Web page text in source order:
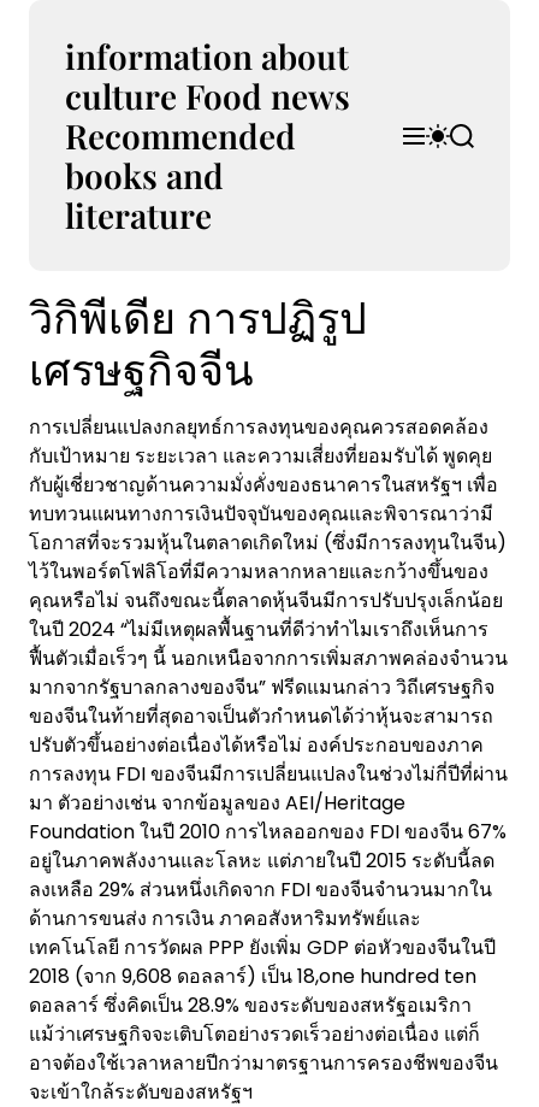
information about
culture Food news
Recommended
books and
literature
M S
w
o
d
e
S
e
วิกิพีเดีย การปฏิรูป
เศรษฐกิจจีน
การเปลี่ยนแปลงกลยุทธ์การลงทุนของคุณควรสอดคล้อง
กับเป้าหมาย ระยะเวลา และความเสี่ยงที่ยอมรับได้ พูดคุย
กับผู้เชี่ยวชาญด้านความมั่งคั่งของธนาคารในสหรัฐฯ เพื่อ
ทบทวนแผนทางการเงินปัจจุบันของคุณและพิจารณาว่ามี
โอกาสที่จะรวมหุ้นในตลาดเกิดใหม่ (ซึ่งมีการลงทุนในจีน)
ไว้ในพอร์ตโฟลิโอที่มีความหลากหลายและกว้างขึ้นของ
คุณหรือไม่ จนถึงขณะนี้ตลาดหุ้นจีนมีการปรับปรุงเล็กน้อย
ในปี 2024 “ไม่มีเหตุผลพื้นฐานที่ดีว่าทำไมเราถึงเห็นการ
ฟื้นตัวเมื่อเร็วๆ นี้ นอกเหนือจากการเพิ่มสภาพคล่องจำนวน
มากจากรัฐบาลกลางของจีน” ฟรีดแมนกล่าว วิถีเศรษฐกิจ
ของจีนในท้ายที่สุดอาจเป็นตัวกำหนดได้ว่าหุ้นจะสามารถ
ปรับตัวขึ้นอย่างต่อเนื่องได้หรือไม่ องค์ประกอบของภาค
การลงทุน FDI ของจีนมีการเปลี่ยนแปลงในช่วงไม่กี่ปีที่ผ่าน
มา ตัวอย่างเช่น จากข้อมูลของ AEI/Heritage
Foundation ในปี 2010 การไหลออกของ FDI ของจีน 67%
อยู่ในภาคพลังงานและโลหะ แต่ภายในปี 2015 ระดับนี้ลด
ลงเหลือ 29% ส่วนหนึ่งเกิดจาก FDI ของจีนจำนวนมากใน
ด้านการขนส่ง การเงิน ภาคอสังหาริมทรัพย์และ
เทคโนโลยี การวัดผล PPP ยังเพิ่ม GDP ต่อหัวของจีนในปี
2018 (จาก 9,608 ดอลลาร์) เป็น 18,one hundred ten
ดอลลาร์ ซึ่งคิดเป็น 28.9% ของระดับของสหรัฐอเมริกา
แม้ว่าเศรษฐกิจจะเติบโตอย่างรวดเร็วอย่างต่อเนื่อง แต่ก็
อาจต้องใช้เวลาหลายปีกว่ามาตรฐานการครองชีพของจีน
จะเข้าใกล้ระดับของสหรัฐฯ